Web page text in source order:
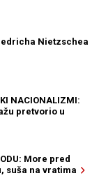
Nietzschea
NACIONALIZMI:
pretvorio u
More pred
suša na vratima